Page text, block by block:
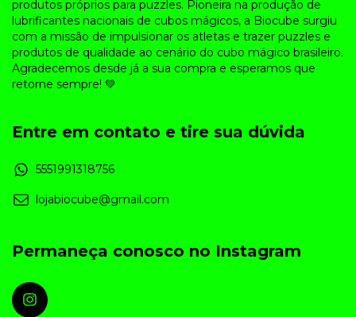
produtos próprios para puzzles. Pioneira na produção de
lubrificantes nacionais de cubos mágicos, a Biocube surgiu
com a missão de impulsionar os atletas e trazer puzzles e
produtos de qualidade ao cenário do cubo mágico brasileiro.
Agradecemos desde já a sua compra e esperamos que
retorne sempre! 💚
Entre em contato e tire sua dúvida
5551991318756
lojabiocube@gmail.com
Permaneça conosco no Instagram